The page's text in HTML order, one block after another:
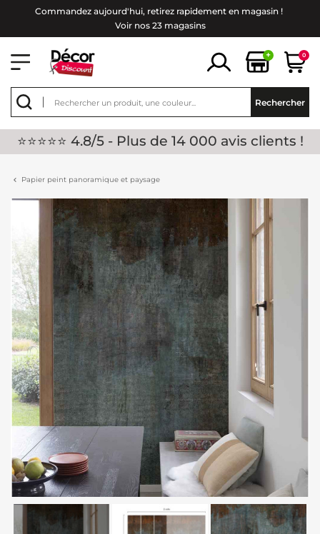
Commandez aujourd'hui, retirez rapidement en magasin !
Voir nos 23 magasins
+ 0
Rechercher
⭐⭐⭐⭐⭐ 4.8/5 - Plus de 14 000 avis clients !
Papier peint panoramique et paysage